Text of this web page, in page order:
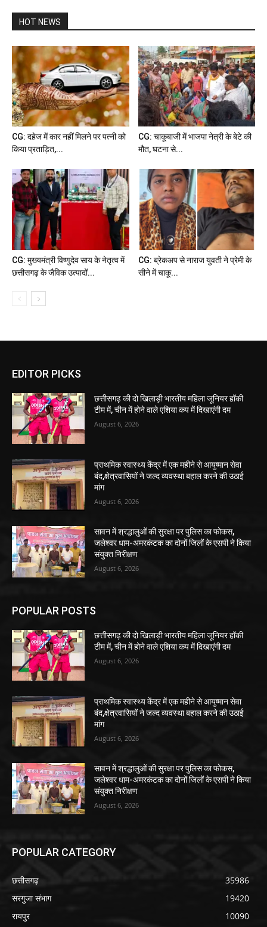
HOT NEWS
CG: दहेज में कार नहीं मिलने पर पत्नी को
किया प्रताड़ित,...
CG: चाकूबाजी में भाजपा नेत्री के बेटे की
मौत, घटना से...
CG: मुख्यमंत्री विष्णुदेव साय के नेतृत्व में
छत्तीसगढ़ के जैविक उत्पादों...
CG: ब्रेकअप से नाराज युवती ने प्रेमी के
सीने में चाकू...
EDITOR PICKS
छत्तीसगढ़ की दो खिलाड़ी भारतीय महिला जूनियर हॉकी
टीम में, चीन में होने वाले एशिया कप में दिखाएंगी दम
August 6, 2026
प्राथमिक स्वास्थ्य केंद्र में एक महीने से आयुष्मान सेवा
बंद,क्षेत्रवासियों ने जल्द व्यवस्था बहाल करने की उठाई
मांग
August 6, 2026
सावन में श्रद्धालुओं की सुरक्षा पर पुलिस का फोकस,
जलेश्वर धाम-अमरकंटक का दोनों जिलों के एसपी ने किया
संयुक्त निरीक्षण
August 6, 2026
POPULAR POSTS
छत्तीसगढ़ की दो खिलाड़ी भारतीय महिला जूनियर हॉकी
टीम में, चीन में होने वाले एशिया कप में दिखाएंगी दम
August 6, 2026
प्राथमिक स्वास्थ्य केंद्र में एक महीने से आयुष्मान सेवा
बंद,क्षेत्रवासियों ने जल्द व्यवस्था बहाल करने की उठाई
मांग
August 6, 2026
सावन में श्रद्धालुओं की सुरक्षा पर पुलिस का फोकस,
जलेश्वर धाम-अमरकंटक का दोनों जिलों के एसपी ने किया
संयुक्त निरीक्षण
August 6, 2026
POPULAR CATEGORY
छत्तीसगढ़
35986
सरगुजा संभाग
19420
रायपुर
10090